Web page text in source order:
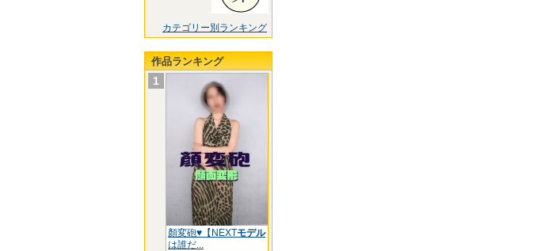
カテゴリー別ランキング
作品ランキング
1
顏変砲♥【NEXTモデル
は誰だ...